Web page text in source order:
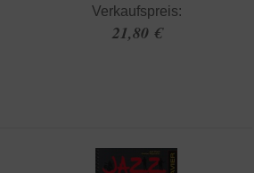
Verkaufspreis:
21,80 €